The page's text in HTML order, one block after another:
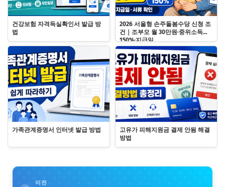
건강보험 자격득실확인서 발급 방
법
2026 서울형 손주돌봄수당 신청 조
건｜조부모 월 30만원·중위소득
150%·지급일
가족관계증명서 인터넷 발급 방법
고유가 피해지원금 결제 안됨 해결
방법
이전